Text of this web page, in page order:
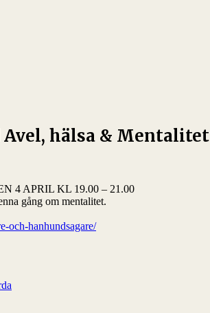
hälsa & Mentalitet
4 APRIL KL 19.00 – 21.00
gång om mentalitet.
och-hanhundsagare/